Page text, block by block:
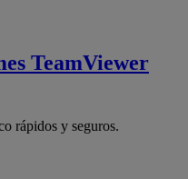
TeamViewer
rápidos y seguros.